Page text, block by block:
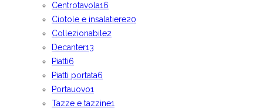
Centrotavola16
Ciotole e insalatiere20
Collezionabile2
Decanter13
Piatti6
Piatti portata6
Portauovo1
Tazze e tazzine1